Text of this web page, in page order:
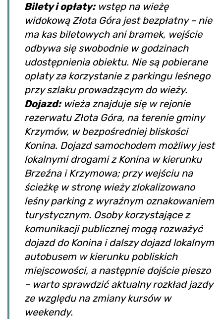
Bilety i opłaty:wstęp na wieżę
widokową Złota Góra jest bezpłatny – nie
ma kas biletowych ani bramek, wejście
odbywa się swobodnie w godzinach
udostępnienia obiektu. Nie są pobierane
opłaty za korzystanie z parkingu leśnego
przy szlaku prowadzącym do wieży.
Dojazd:wieża znajduje się w rejonie
rezerwatu Złota Góra, na terenie gminy
Krzymów, w bezpośredniej bliskości
Konina. Dojazd samochodem możliwy jest
lokalnymi drogami z Konina w kierunku
Brzeźna i Krzymowa; przy wejściu na
ścieżkę w stronę wieży zlokalizowano
leśny parking z wyraźnym oznakowaniem
turystycznym. Osoby korzystające z
komunikacji publicznej mogą rozważyć
dojazd do Konina i dalszy dojazd lokalnym
autobusem w kierunku pobliskich
miejscowości, a następnie dojście pieszo
– warto sprawdzić aktualny rozkład jazdy
ze względu na zmiany kursów w
weekendy.